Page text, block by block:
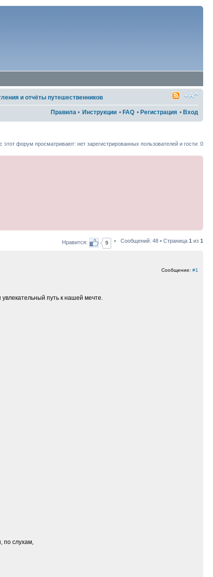
и отчёты путешественников
Правила • Инструкции • FAQ • Регистрация • Вход
этот форум просматривают: нет зарегистрированных пользователей и гости: 0
Нравится: 9 • Сообщений: 48 • Страница 1 из 1
Сообщение: #1
путь к нашей мечте.
по слухам,